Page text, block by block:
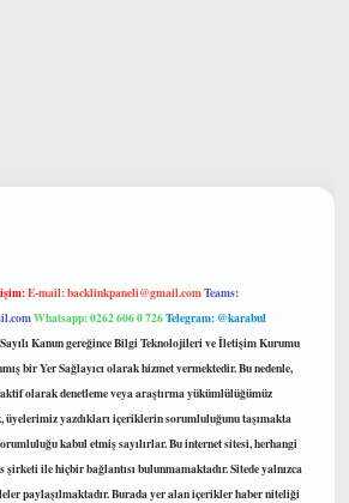
E-mail:backlinkpaneli@gmail.comTeams:
Whatsapp: 0262 606 0 726Telegram: @karabul
Kanun gereğince Bilgi Teknolojileri ve İletişim Kurumu
bir Yer Sağlayıcı olarak hizmet vermektedir. Bu nedenle,
olarak denetleme veya araştırma yükümlülüğümüz
üyelerimiz yazdıkları içeriklerin sorumluluğunu taşımakta
kabul etmiş sayılırlar. Bu internet sitesi, herhangi
şirketi ile hiçbir bağlantısı bulunmamaktadır. Sitede yalnızca
paylaşılmaktadır. Burada yer alan içerikler haber niteliği